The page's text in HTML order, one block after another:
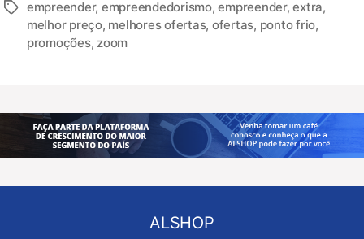
empreender, empreendedorismo,empreender,extra,
melhor preço, melhores ofertas, ofertas, ponto frio,
promoções, zoom
ALSHOP